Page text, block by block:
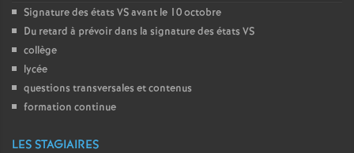
Signature des états VSavant le 10 octobre
Du retard à prévoir dans la signature des états VS
collège
lycée
questions transversales et contenus
formation continue
LES STAGIAIRES